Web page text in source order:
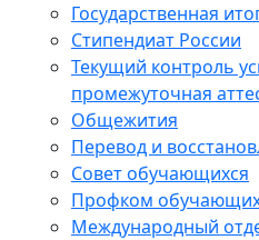
Государственная
Стипендиат России
Текущий контроль
промежуточная
Общежития
Перевод и
Совет обучающихся
Профком
Международный